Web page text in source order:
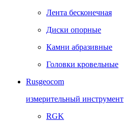
Лента бесконечная
Диски опорные
Камни абразивные
Головки кровельные
Rusgeocom
измерительный инструмент
RGK